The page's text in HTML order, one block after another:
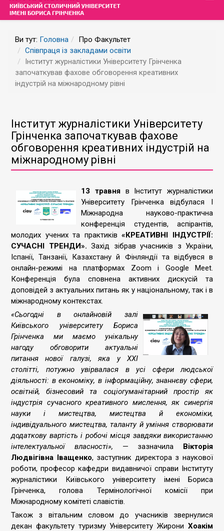
Ви тут: Головна
Про Факультет
Співпраця із закладами освіти
Інститут журналістики Університету Грінченка
започаткував фахове обговорення креативних
індустрій на міжнародному рівні
Інститут журналістики Університету
Грінченка започаткував фахове
обговорення креативних індустрій на
міжнародному рівні
13 травняв Інститут журналістики
Університету Грінченка відбулася І
Міжнародна науково-практична
конференція студентів, аспірантів,
молодих учених та практиків«КРЕАТИВНІ ІНДУСТРІЇ:
СУЧАСНІ ТРЕНДИ». Захід зібрав учасників з України,
Іспанії, Танзанії, Казахстану й Фінляндії та відбувся в
онлайн-режимі на платформах Zoom і Google Meet.
Конференція була сповнена активних дискусій та
доповідей з актуальних питань як у національному, так і в
міжнародному контекстах.
«Сьогодні в онлайновій залі
Київського університету Бориса
Грінченка ми маємо унікальну
нагоду обговорити актуальні
питання нової галузі, яка у ХХІ
столітті, потужно увірвалася в усі сфери людської
діяльності: в економіку, в інформаційну, знаннєву сфери,
освітній, бізнесовий та соціогуманітарний простір як
індустрія сучасного креативного мислення, як синергія
науки і мистецтва, мистецтва й економіки,
індивідуального мистецтва, таланту й уміння створювати
додаткову вартість і робочі місця завдяки використанню
інтелектуальної власності», — зазначила Вікторія
Людвігівна Іващенко, заступник директора з наукової
роботи, професор кафедри видавничої справи Інституту
журналістики Київського університету імені Бориса
Грінченка, голова Термінологічної комісії при
Міжнародному комітеті славістів.
Також з вітальним словом до учасників звернулися
декан факультету туризму Університету Жирони Хоакім